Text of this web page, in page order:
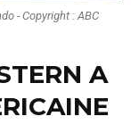
- Copyright : ABC
A